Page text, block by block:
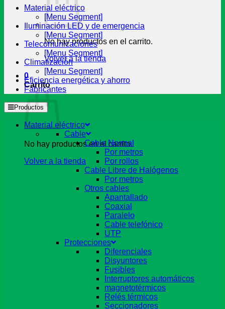
No hay productos en el carrito.
Volver a la tienda
0
Carrito
No hay productos en el carrito.
Volver a la tienda
Material eléctrico
[Menu Segment]
Iluminación LED y de emergencia
[Menu Segment]
Telecomunicaciones
[Menu Segment]
Climatización
[Menu Segment]
Eficiencia energética y ahorro
Fabricantes
Productos
Material eléctrico
Cable
Cable Normal
Por metros
Por rollos
Cable Libre de Halógenos
Por metros
Otros cables
Apantallado
Coaxial
Paralelo
Cable telefónico
UTP
Protecciones
Diferenciales
Disyuntores
Fusibles
Interruptores automáticos
magnetotérmicos
Relés térmicos
Seccionadores